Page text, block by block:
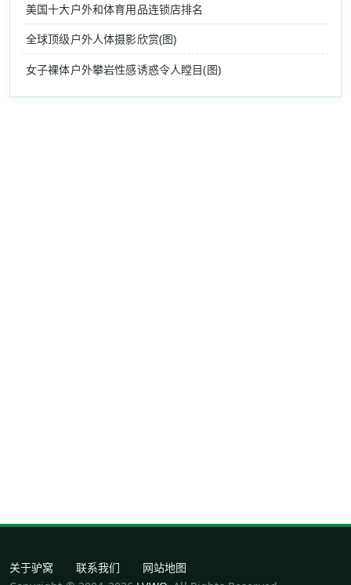
美国十大户外和体育用品连锁店排名
全球顶级户外人体摄影欣赏(图)
女子裸体户外攀岩性感诱惑令人瞠目(图)
关于驴窝 联系我们
网站地图